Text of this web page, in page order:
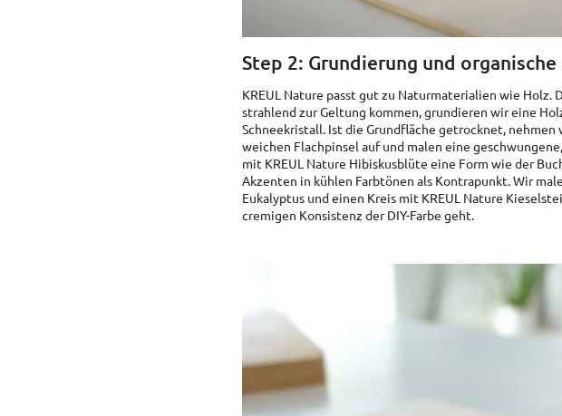
Step 2: Grundierung und
KREUL Nature passt gut zu Naturmaterialien wie Holz.
strahlend zur Geltung kommen, grundieren wir eine
Schneekristall. Ist die Grundfläche getrocknet, nehmen
weichen Flachpinsel auf und malen eine
mit KREUL Nature Hibiskusblüte eine Form wie der
Akzenten in kühlen Farbtönen als Kontrapunkt. Wir
Eukalyptus und einen Kreis mit KREUL Nature
cremigen Konsistenz der DIY-Farbe geht.